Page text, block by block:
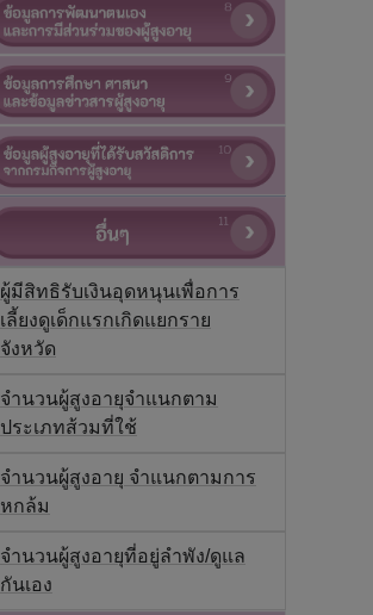
ผู้มีสิทธิรับเงินอุดหนุนเพื่อการ
เลี้ยงดูเด็กแรกเกิดแยกราย
จังหวัด
จำนวนผู้สูงอายุจำแนกตาม
ประเภทส้วมที่ใช้
จำนวนผู้สูงอายุ จำแนกตามการ
หกล้ม
จำนวนผู้สูงอายุที่อยู่ลำพัง/ดูแล
กันเอง